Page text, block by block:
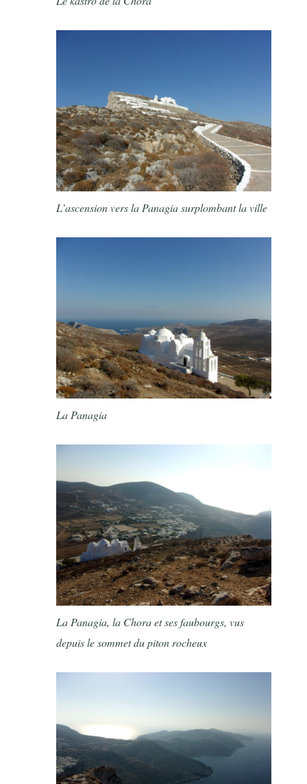
L’ascension vers la Panagia surplombant la ville
La Panagia
La Panagia, la Chora et ses faubourgs, vus
depuis le sommet du piton rocheux